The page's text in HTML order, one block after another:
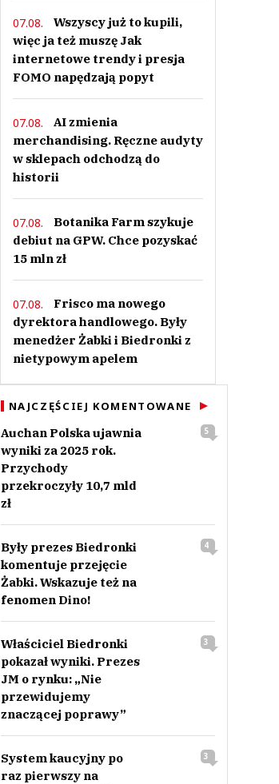
07.08.
Wszyscy już to kupili,
więc ja też muszę Jak
internetowe trendy i presja
FOMO napędzają popyt
07.08.
AI zmienia
merchandising. Ręczne audyty
w sklepach odchodzą do
historii
07.08.
Botanika Farm szykuje
debiut na GPW. Chce pozyskać
15 mln zł
07.08.
Frisco ma nowego
dyrektora handlowego. Były
menedżer Żabki i Biedronki z
nietypowym apelem
NAJCZĘŚCIEJ KOMENTOWANE
Auchan Polska ujawnia
wyniki za 2025 rok.
Przychody
przekroczyły 10,7 mld
zł
5
Były prezes Biedronki
komentuje przejęcie
Żabki. Wskazuje też na
fenomen Dino!
4
Właściciel Biedronki
pokazał wyniki. Prezes
JM o rynku: „Nie
przewidujemy
znaczącej poprawy”
3
System kaucyjny po
raz pierwszy na
3